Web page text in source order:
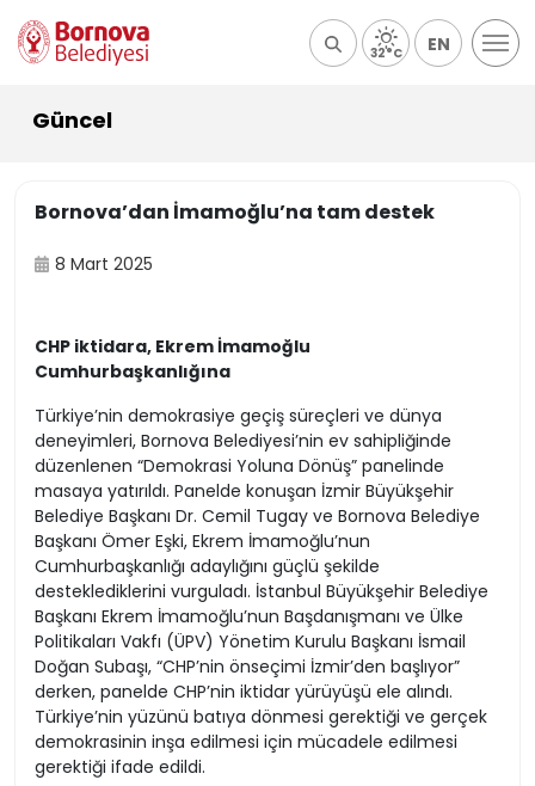
32°C EN
Güncel
Bornova’dan İmamoğlu’na tam destek
8 Mart 2025
CHP iktidara, Ekrem İmamoğlu
Cumhurbaşkanlığına
Türkiye’nin demokrasiye geçiş süreçleri ve dünya
deneyimleri, Bornova Belediyesi’nin ev sahipliğinde
düzenlenen “Demokrasi Yoluna Dönüş” panelinde
masaya yatırıldı. Panelde konuşan İzmir Büyükşehir
Belediye Başkanı Dr. Cemil Tugay ve Bornova Belediye
Başkanı Ömer Eşki, Ekrem İmamoğlu’nun
Cumhurbaşkanlığı adaylığını güçlü şekilde
desteklediklerini vurguladı. İstanbul Büyükşehir Belediye
Başkanı Ekrem İmamoğlu’nun Başdanışmanı ve Ülke
Politikaları Vakfı (ÜPV) Yönetim Kurulu Başkanı İsmail
Doğan Subaşı, “CHP’nin önseçimi İzmir’den başlıyor”
derken, panelde CHP’nin iktidar yürüyüşü ele alındı.
Türkiye’nin yüzünü batıya dönmesi gerektiği ve gerçek
demokrasinin inşa edilmesi için mücadele edilmesi
gerektiği ifade edildi.